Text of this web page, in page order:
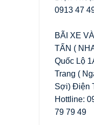
0913 47
BÃI XE
TẤN (
Quốc Lộ
Trang (
Sợi) Điện
Hottline:
79 79 49